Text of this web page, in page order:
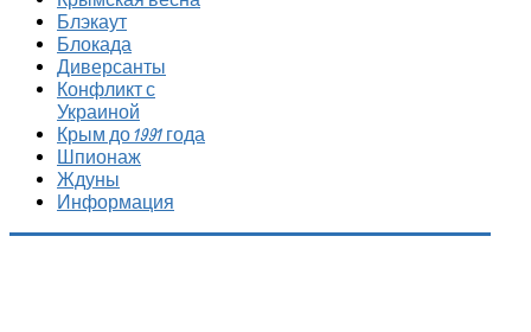
Блэкаут
Блокада
Диверсанты
Конфликт с
Украиной
Крым до 1991 года
Шпионаж
Ждуны
Информация